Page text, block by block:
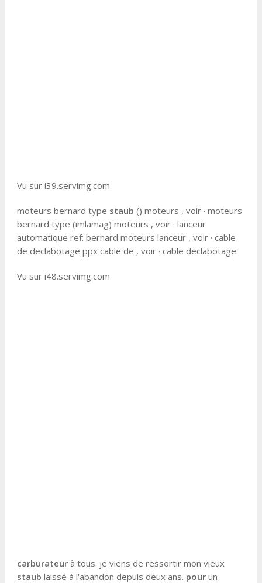
Vu sur i39.servimg.com
moteurs bernard type staub () moteurs , voir · moteurs
bernard type (imlamag) moteurs , voir · lanceur
automatique ref: bernard moteurs lanceur , voir · cable
de declabotage ppx cable de , voir · cable declabotage
Vu sur i48.servimg.com
carburateurà tous. je viens de ressortir mon vieux
staub laissé à l'abandon depuis deux ans. pourun